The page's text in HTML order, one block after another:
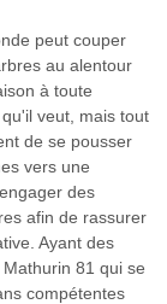
peut couper
au alentour
à toute
veut, mais tout
de se pousser
vers une
des
afin de rassurer
Ayant des
81 qui se
compétentes